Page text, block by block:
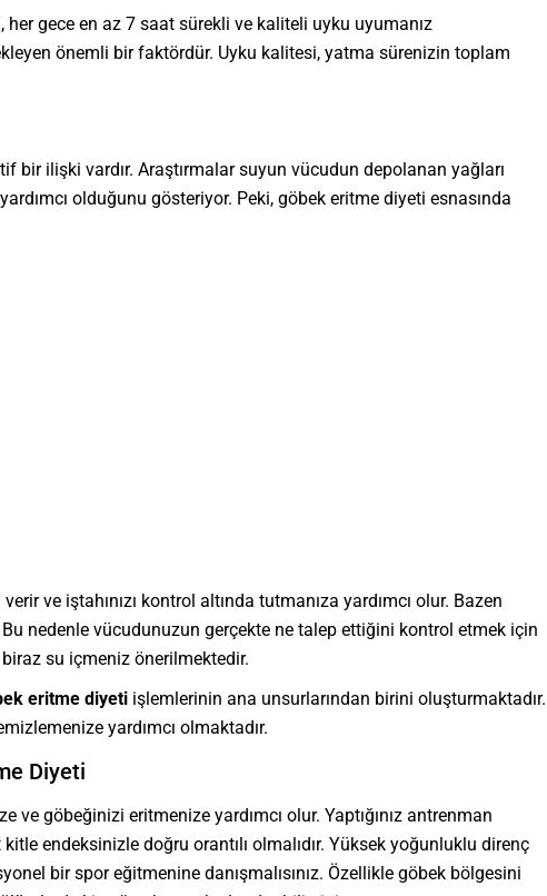
her gece en az 7 saat sürekli ve kaliteli uyku uyumanız
önemli bir faktördür. Uyku kalitesi, yatma sürenizin toplam
bir ilişki vardır. Araştırmalar suyun vücudun depolanan yağları
olduğunu gösteriyor. Peki, göbek eritme diyeti esnasında
ve iştahınızı kontrol altında tutmanıza yardımcı olur. Bazen
Bu nedenle vücudunuzun gerçekte ne talep ettiğini kontrol etmek için
su içmeniz önerilmektedir.
eritme diyeti işlemlerinin ana unsurlarından birini oluşturmaktadır.
yardımcı olmaktadır.
Diyeti
ve göbeğinizi eritmenize yardımcı olur. Yaptığınız antrenman
endeksinizle doğru orantılı olmalıdır. Yüksek yoğunluklu direnç
bir spor eğitmenine danışmalısınız. Özellikle göbek bölgesini